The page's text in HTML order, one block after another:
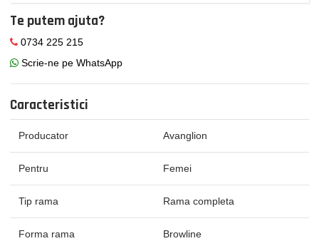
Te putem ajuta?
0734 225 215
Scrie-ne pe WhatsApp
Caracteristici
Producator Avanglion
Pentru Femei
Tip rama Rama completa
Forma rama Browline